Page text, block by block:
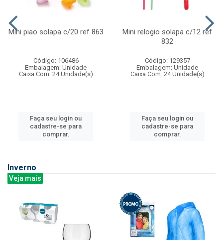
Mini piao solapa c/20 ref 863
Código: 106486
Embalagem: Unidade
Caixa Com: 24 Unidade(s)
Faça seu login ou
cadastre-se para
comprar.
Mini relogio solapa c/12 ref
832
Código: 129357
Embalagem: Unidade
Caixa Com: 24 Unidade(s)
Faça seu login ou
cadastre-se para
comprar.
Inverno
Veja mais